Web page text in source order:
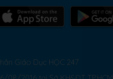
Giáo Dục HỌC 247